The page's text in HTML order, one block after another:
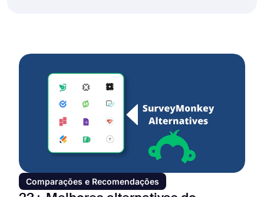
Comparações e Recomendações